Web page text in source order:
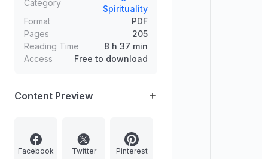
Category
Spirituality
Format
PDF
Pages
205
Reading Time
8 h 37 min
Access
Free to download
Content Preview
Facebook Twitter Pinterest